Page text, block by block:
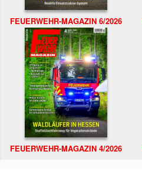
FEUERWEHR-MAGAZIN 6/2026
FEUERWEHR-MAGAZIN 4/2026